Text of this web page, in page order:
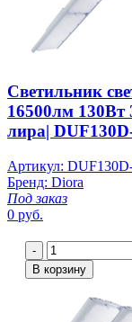
Светильник
16500лм 130Вт
лира|
Артикул:
Бренд: Diora
Под заказ
0 руб.
-
В корзину